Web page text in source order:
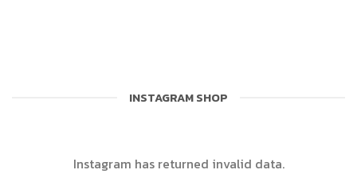
INSTAGRAM SHOP
Instagram has returned invalid data.